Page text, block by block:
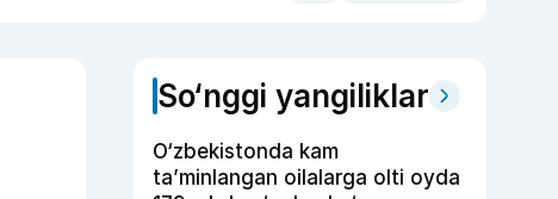
So‘nggi yangiliklar
O‘zbekistonda kam
ta’minlangan oilalarga olti oyda